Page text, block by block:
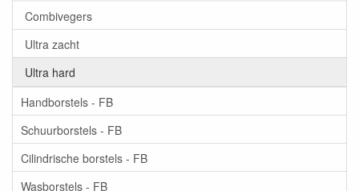
Combivegers
Ultra zacht
Ultra hard
Handborstels - FB
Schuurborstels - FB
Cilindrische borstels - FB
Wasborstels - FB